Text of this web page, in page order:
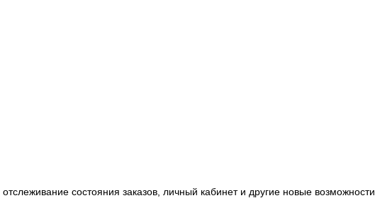
состояния заказов, личный кабинет и другие новые возможности